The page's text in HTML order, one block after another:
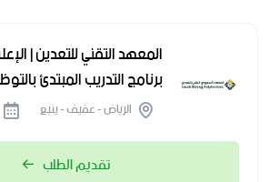
المعهد التقني للتعدين |
برنامج التدريب المبتدئ
الرياض - عفيف - ينبع
تقديم الطلب